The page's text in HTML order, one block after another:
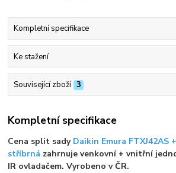
Kompletní specifikace
Ke stažení
Související zboží 3
Kompletní specifikace
Cena split sady Daikin Emura FTXJ42AS
stříbrná zahrnuje venkovní + vnitřní
IR ovladačem. Vyrobeno v ČR.